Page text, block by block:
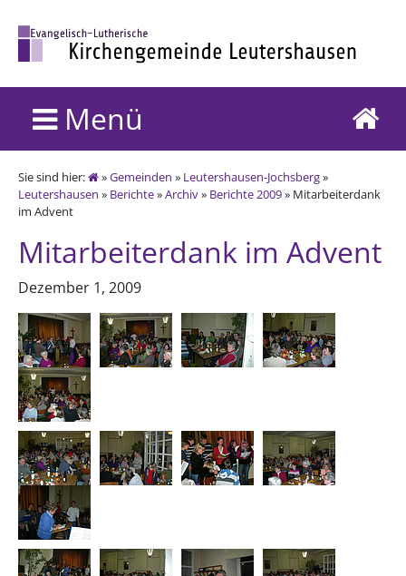
Menü
Sie sind hier: »Gemeinden » Leutershausen-Jochsberg»
Leutershausen » Berichte»Archiv» Berichte 2009» Mitarbeiterdank
im Advent
Mitarbeiterdank im Advent
Dezember 1, 2009